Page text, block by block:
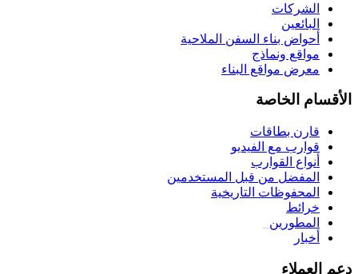
الشركات
البائعين
أحواض بناء السفن الملاحية
مواقع ونماذج
معرض مواقع البناء
الأقسام الخاصة
قارن بطاقات
قوارب مع الفيديو
أنواع القوارب
المفضل من قبل المستخدمين
المحفوظات التاريخية
خرائط
المطورين
أخبار
دعم العملاء